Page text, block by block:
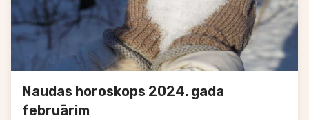
Naudas horoskops 2024. gada
februārim